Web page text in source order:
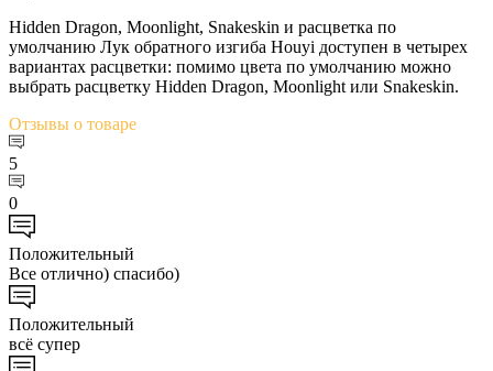
Hidden Dragon, Moonlight, Snakeskin и расцветка по
умолчанию Лук обратного изгиба Houyi доступен в четырех
вариантах расцветки: помимо цвета по умолчанию можно
выбрать расцветку Hidden Dragon, Moonlight или Snakeskin.
Отзывы о товаре
5
0
Положительный
Все отлично) спасибо)
Положительный
всё супер